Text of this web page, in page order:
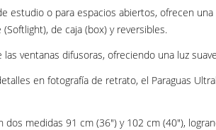
estudio o para espacios abiertos, ofrecen
de caja (box) y reversibles.
ventanas difusoras, ofreciendo una luz
en fotografía de retrato, el Paraguas
medidas 91 cm (36") y 102 cm (40"),